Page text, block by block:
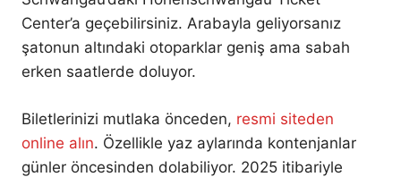
Center’a geçebilirsiniz. Arabayla geliyorsanız
şatonun altındaki otoparklar geniş ama sabah
erken saatlerde doluyor.
Biletlerinizi mutlaka önceden, resmi siteden
online alın. Özellikle yaz aylarında kontenjanlar
günler öncesinden dolabiliyor. 2025 itibariyle